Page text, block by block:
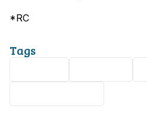
*RC
Tags